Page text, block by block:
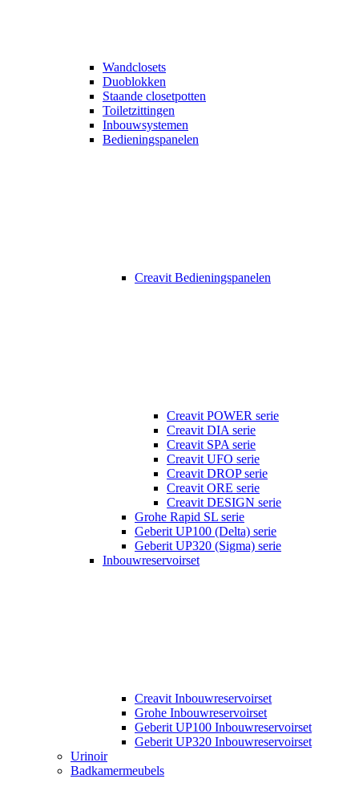
Wandclosets
Duoblokken
Staande closetpotten
Toiletzittingen
Inbouwsystemen
Bedieningspanelen
Creavit Bedieningspanelen
Creavit POWER serie
Creavit DIA serie
Creavit SPA serie
Creavit UFO serie
Creavit DROP serie
Creavit ORE serie
Creavit DESIGN serie
Grohe Rapid SL serie
Geberit UP100 (Delta) serie
Geberit UP320 (Sigma) serie
Inbouwreservoirset
Creavit Inbouwreservoirset
Grohe Inbouwreservoirset
Geberit UP100 Inbouwreservoirset
Geberit UP320 Inbouwreservoirset
Urinoir
Badkamermeubels